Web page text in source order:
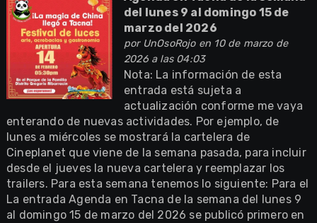
del lunes 9 al domingo 15 de
marzo del 2026
por UnOsoRojoen 10 de marzo de
2026 a las 04:03
Nota: La información de esta
entrada está sujeta a
actualización conforme me vaya
enterando de nuevas actividades. Por ejemplo, de
lunes a miércoles se mostrará la cartelera de
Cineplanet que viene de la semana pasada, para incluir
desde el jueves la nueva cartelera y reemplazar los
trailers. Para esta semana tenemos lo siguiente: Para el
La entrada Agenda en Tacna de la semana del lunes 9
al domingo 15 de marzo del 2026 se publicó primero en